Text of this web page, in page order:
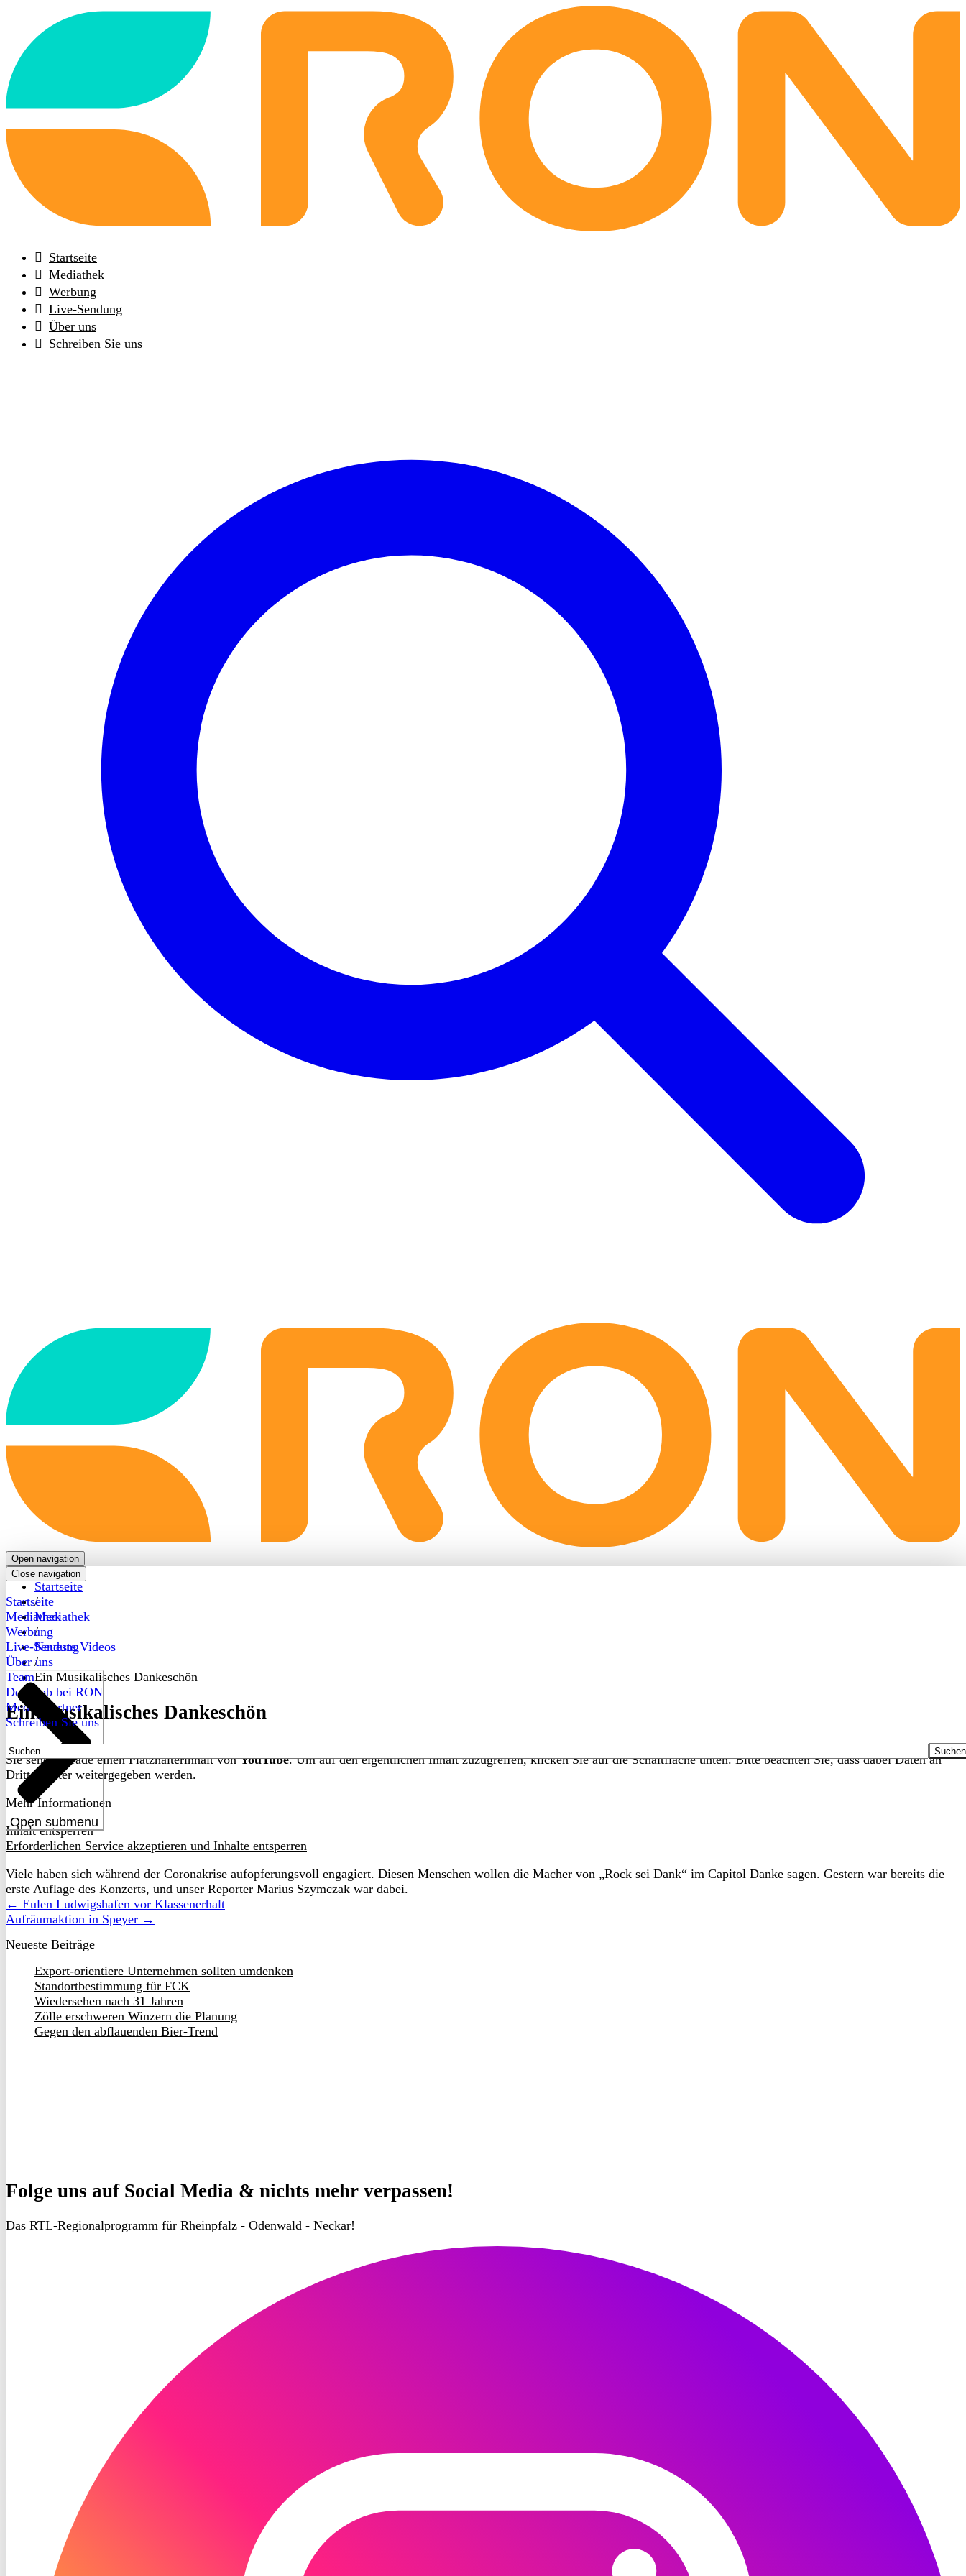
frontpage
Startseite
Mediathek
Werbung
Live-Sendung
Über uns
Schreiben Sie uns
frontpage
Open navigation
Close navigation
Startseite
Mediathek
Werbung
Live-Sendung
Über uns
Open submenu
Team
Dein Job bei RON
Medienpartner
Schreiben Sie uns
Suchen
nach:
Startseite
/
Mediathek
/
Neueste Videos
/
Ein Musikalisches Dankeschön
Ein Musikalisches Dankeschön
Sie sehen gerade einen Platzhalterinhalt vonYouTube. Um auf den eigentlichen Inhalt zuzugreifen, klicken Sie auf die Schaltfläche unten. Bitte beachten Sie, dass dabei Daten an
Drittanbieter weitergegeben werden.
Mehr Informationen
Inhalt entsperren
Erforderlichen Service akzeptieren und Inhalte entsperren
Viele haben sich während der Coronakrise aufopferungsvoll engagiert. Diesen Menschen wollen die Macher von „Rock sei Dank“ im Capitol Danke sagen. Gestern war bereits die
erste Auflage des Konzerts, und unser Reporter Marius Szymczak war dabei.
← Eulen Ludwigshafen vor Klassenerhalt
Aufräumaktion in Speyer →
Neueste Beiträge
Export-orientiere Unternehmen sollten umdenken
Standortbestimmung für FCK
Wiedersehen nach 31 Jahren
Zölle erschweren Winzern die Planung
Gegen den abflauenden Bier-Trend
Folge uns auf Social Media & nichts mehr verpassen!
Das RTL-Regionalprogramm für Rheinpfalz - Odenwald - Neckar!